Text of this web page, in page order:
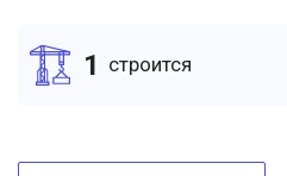
1 cтроится